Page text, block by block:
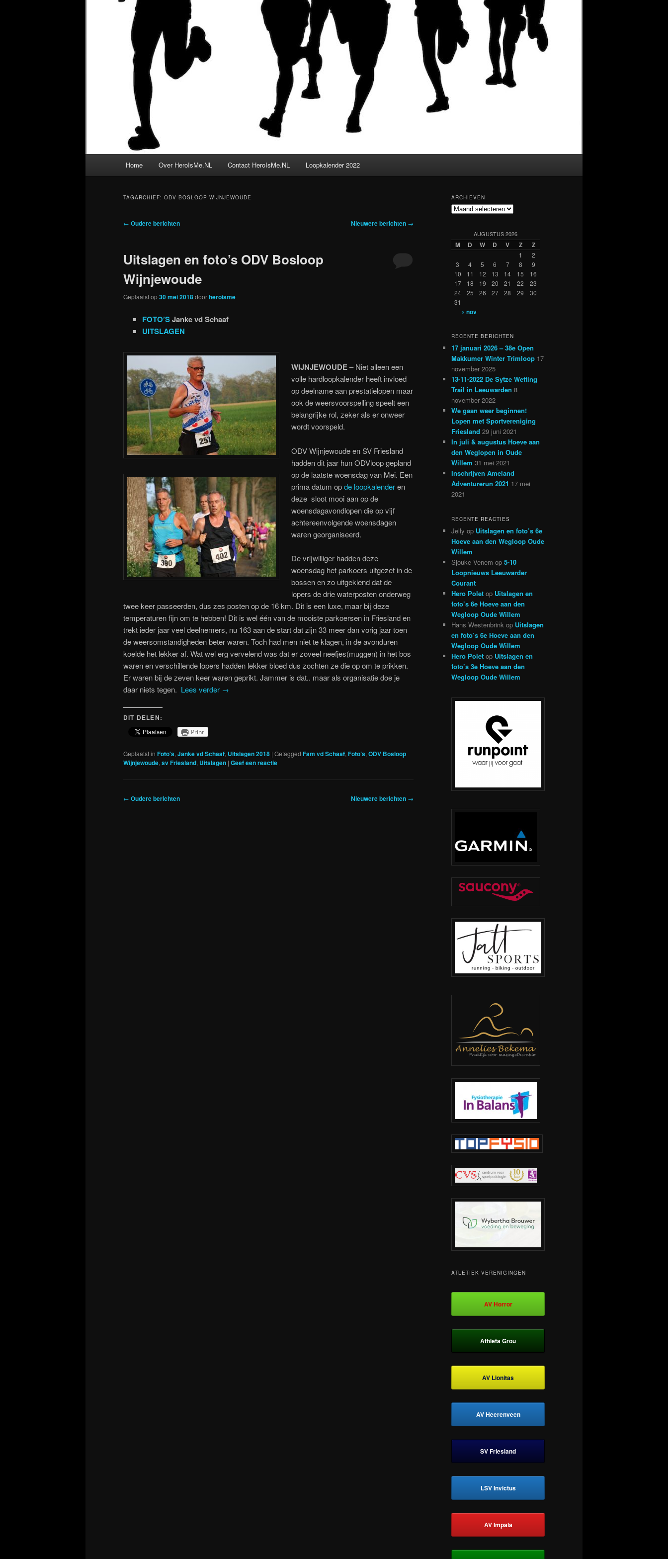
Home Over HeroIsMe.NL Contact HeroIsMe.NL Loopkalender 2022
TAGARCHIEF: ODV BOSLOOP WIJNJEWOUDE
Berichtnavigatie
← Oudere berichten Nieuwere berichten →
Uitslagen en foto’s ODV Bosloop
Wijnjewoude
Geplaatst op30 mei 2018doorheroisme
FOTO’SJanke vd Schaaf
UITSLAGEN
WIJNJEWOUDE– Niet alleen een
volle hardloopkalender heeft invloed
op deelname aan prestatielopen maar
ook de weersvoorspelling speelt een
belangrijke rol, zeker als er onweer
wordt voorspeld.
ODV Wijnjewoude en SV Friesland
hadden dit jaar hun ODVloop gepland
op de laatste woensdag van Mei. Een
prima datum opde loopkalenderen
deze sloot mooi aan op de
woensdagavondlopen die op vijf
achtereenvolgende woensdagen
waren georganiseerd.
De vrijwilliger hadden deze
woensdag het parkoers uitgezet in de
bossen en zo uitgekiend dat de
lopers de drie waterposten onderweg
twee keer passeerden, dus zes posten op de 16 km. Dit is een luxe, maar bij deze
temperaturen fijn om te hebben! Dit is wel één van de mooiste parkoersen in Friesland en
trekt ieder jaar veel deelnemers, nu 163 aan de start dat zijn 33 meer dan vorig jaar toen
de weersomstandigheden beter waren. Toch had men niet te klagen, in de avonduren
koelde het lekker af. Wat wel erg vervelend was dat er zoveel neefjes(muggen) in het bos
waren en verschillende lopers hadden lekker bloed dus zochten ze die op om te prikken.
Er waren bij de zeven keer waren geprikt. Jammer is dat.. maar als organisatie doe je
daar niets tegen. Lees verder →
DIT DELEN:
Print
Geplaatst in Foto's,Janke vd Schaaf, Uitslagen 2018 | Getagged Fam vd Schaaf,Foto’s,ODV Bosloop
Wijnjewoude,sv Friesland, Uitslagen | Geef een reactie
Berichtnavigatie
← Oudere berichten Nieuwere berichten →
ARCHIEVEN
Archieven
AUGUSTUS 2026
M D W D V Z Z
1
2
3
4 5 6 7 8
9
10
11 12 13 14 15
16
17
18 19 20 21 22
23
24
25 26 27 28 29
30
31
« nov
RECENTE BERICHTEN
17 januari 2026 – 38e Open
Makkumer Winter Trimloop 17
november 2025
13-11-2022 De Sytze Wetting
Trail in Leeuwarden 8
november 2022
We gaan weer beginnen!
Lopen met Sportvereniging
Friesland 29 juni 2021
In juli & augustus Hoeve aan
den Weglopen in Oude
Willem 31 mei 2021
Inschrijven Ameland
Adventurerun 2021 17 mei
2021
RECENTE REACTIES
Jelly op Uitslagen en foto’s 6e
Hoeve aan den Wegloop Oude
Willem
Sjouke Venem op 5-10
Loopnieuws Leeuwarder
Courant
Hero Polet op Uitslagen en
foto’s 6e Hoeve aan den
Wegloop Oude Willem
Hans Westenbrink op Uitslagen
en foto’s 6e Hoeve aan den
Wegloop Oude Willem
Hero Polet op Uitslagen en
foto’s 3e Hoeve aan den
Wegloop Oude Willem
ATLETIEK VERENIGINGEN
AV Horror
Athleta Grou
AV Lionitas
AV Heerenveen
SV Friesland
LSV Invictus
AV Impala